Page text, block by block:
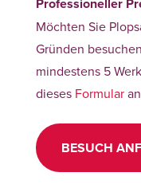
Möchten Sie
Gründen
mindestens 5
dieses Formular
BESUCH